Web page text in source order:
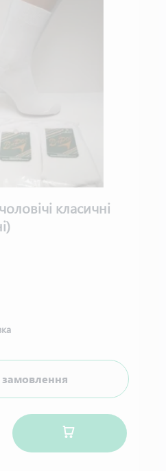
класичні